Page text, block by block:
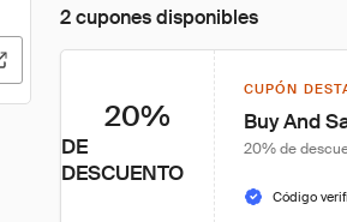
2 cupones disponibles
20%
DE
DESCUENTO
CUPÓN
Buy And
20% de
Código